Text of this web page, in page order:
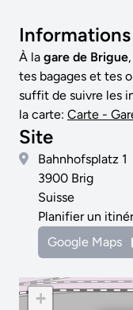
Informations
À la gare de Brigue
tes bagages et tes
suffit de suivre les
la carte: Carte -
Site
Bahnhofsplatz 1
3900 Brig
Suisse
Planifier un
Google Maps
+